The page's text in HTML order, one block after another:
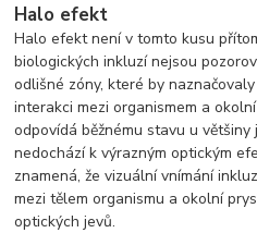
Halo efekt
Halo efekt není v tomto kusu
biologických inkluzí nejsou
odlišné zóny, které by
interakci mezi organismem a
odpovídá běžnému stavu u
nedochází k výrazným optickým
znamená, že vizuální vnímání
mezi tělem organismu a okolní
optických jevů.